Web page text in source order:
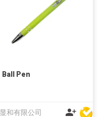
Ball Pen
显和有限公司